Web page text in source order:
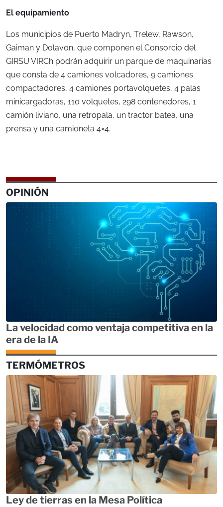
El equipamiento
Los municipios de Puerto Madryn, Trelew, Rawson,
Gaiman y Dolavon, que componen el Consorcio del
GIRSU VIRCh podrán adquirir un parque de maquinarias
que consta de 4 camiones volcadores, 9 camiones
compactadores, 4 camiones portavolquetes, 4 palas
minicargadoras, 110 volquetes, 298 contenedores, 1
camión liviano, una retropala, un tractor batea, una
prensa y una camioneta 4×4.
OPINIÓN
La velocidad como ventaja competitiva en la
era de la IA
TERMÓMETROS
Ley de tierras en la Mesa Política